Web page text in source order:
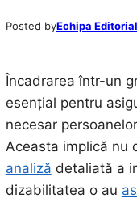
Posted byEchipa
Încadrarea într-un
esențial pentru
necesar
Aceasta implică nu
analiză detaliată a
dizabilitatea o au